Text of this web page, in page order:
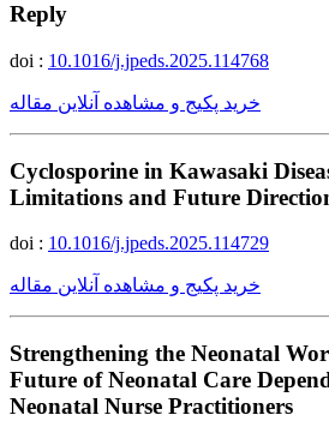
Reply
doi : 10.1016/j.jpeds.2025.114768
خرید پکیج و مشاهده آنلاین مقاله
Cyclosporine in Kawasaki
Limitations and Future
doi : 10.1016/j.jpeds.2025.114729
خرید پکیج و مشاهده آنلاین مقاله
Strengthening the Neonatal
Future of Neonatal Care
Neonatal Nurse Practitioners